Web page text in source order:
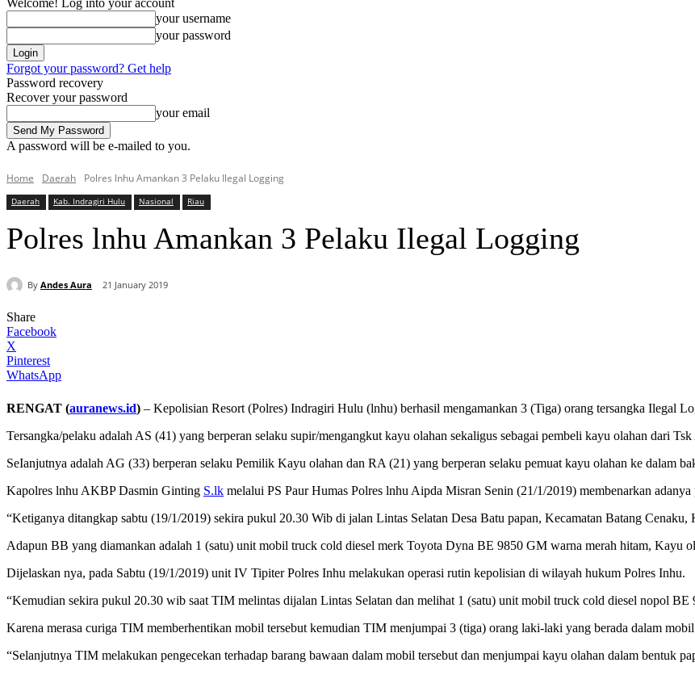
Welcome! Log into your account
your username
your password
Forgot your password? Get help
Password recovery
Recover your password
your email
A password will be e-mailed to you.
Home Daerah Polres lnhu Amankan 3 Pelaku Ilegal Logging
Daerah Kab. Indragiri Hulu Nasional Riau
Polres lnhu Amankan 3 Pelaku Ilegal Logging
By Andes Aura 21 January 2019
Share
Facebook
X
Pinterest
WhatsApp
RENGAT (auranews.id) – Kepolisian Resort (Polres) Indragiri Hulu (lnhu) berhasil mengamankan 3 (Tiga) orang tersangka Ilegal
Tersangka/pelaku adalah AS (41) yang berperan selaku supir/mengangkut kayu olahan sekaligus sebagai pembeli kayu olahan dari
SeIanjutnya adalah AG (33) berperan selaku Pemilik Kayu olahan dan RA (21) yang berperan selaku pemuat kayu olahan ke dalam
Kapolres lnhu AKBP Dasmin Ginting S.lk melalui PS Paur Humas Polres lnhu Aipda Misran Senin (21/1/2019) membenarkan adanya
“Ketiganya ditangkap sabtu (19/1/2019) sekira pukul 20.30 Wib di jalan Lintas Selatan Desa Batu papan, Kecamatan Batang Cenaku,
Adapun BB yang diamankan adalah 1 (satu) unit mobil truck cold diesel merk Toyota Dyna BE 9850 GM warna merah hitam, Kayu
Dijelaskan nya, pada Sabtu (19/1/2019) unit IV Tipiter Polres Inhu melakukan operasi rutin kepolisian di wilayah hukum Polres Inhu.
“Kemudian sekira pukul 20.30 wib saat TIM melintas dijalan Lintas Selatan dan melihat 1 (satu) unit mobil truck cold diesel nopol BE
Karena merasa curiga TIM memberhentikan mobil tersebut kemudian TIM menjumpai 3 (tiga) orang laki-laki yang berada dalam mobil
“Selanjutnya TIM melakukan pengecekan terhadap barang bawaan dalam mobil tersebut dan menjumpai kayu olahan dalam bentuk